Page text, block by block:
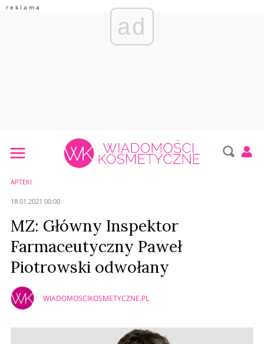
ad
APTEKI
18.01.2021 00:00
MZ: Główny Inspektor
Farmaceutyczny Paweł
Piotrowski odwołany
WIADOMOSCIKOSMETYCZNE.PL